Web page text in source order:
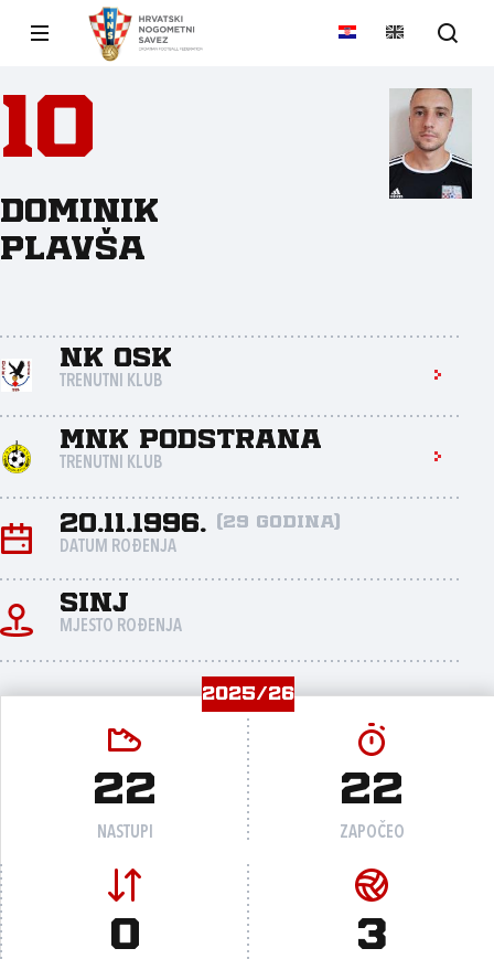
10
Dominik
Plavša
NK OSK
TRENUTNI KLUB
MNK Podstrana
TRENUTNI KLUB
20.11.1996. (29 godina)
DATUM ROĐENJA
Sinj
MJESTO ROĐENJA
2025/26
22
NASTUPI
22
ZAPOČEO
0 3